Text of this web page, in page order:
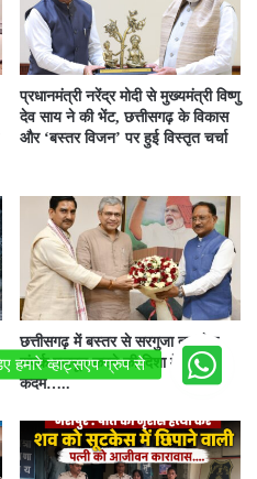
प्रधानमंत्री नरेंद्र मोदी से मुख्यमंत्री विष्णु
देव साय ने की भेंट, छत्तीसगढ़ के विकास
और ‘बस्तर विजन’ पर हुई विस्तृत चर्चा
छत्तीसगढ़ में बस्तर से सरगुजा तक रेल
संपर्क मजबूत करने की दिशा में बड़ा
कदम…..